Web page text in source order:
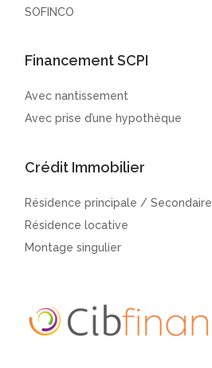
SOFINCO
Financement SCPI
Avec nantissement
Avec prise d’une hypothèque
Crédit Immobilier
Résidence principale / Secondaire
Résidence locative
Montage singulier